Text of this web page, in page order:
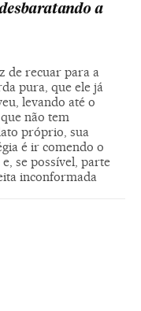
a
de recuar para a
pura, que ele já
levando até o
não tem
próprio, sua
é ir comendo o
se possível, parte
inconformada